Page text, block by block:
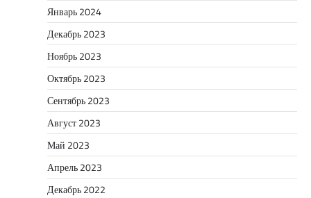
Январь 2024
Декабрь 2023
Ноябрь 2023
Октябрь 2023
Сентябрь 2023
Август 2023
Май 2023
Апрель 2023
Декабрь 2022